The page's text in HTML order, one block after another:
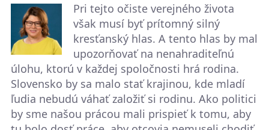
Pri tejto očiste verejného života
však musí byť prítomný silný
kresťanský hlas. A tento hlas by mal
upozorňovať na nenahraditeľnú
úlohu, ktorú v každej spoločnosti hrá rodina.
Slovensko by sa malo stať krajinou, kde mladí
ľudia nebudú váhať založiť si rodinu. Ako politici
by sme našou prácou mali prispieť k tomu, aby